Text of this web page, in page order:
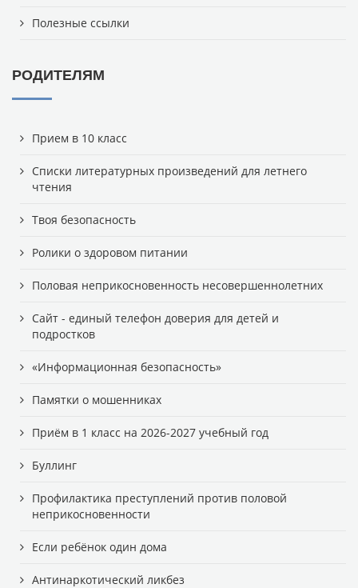
Полезные ссылки
РОДИТЕЛЯМ
Прием в 10 класс
Списки литературных произведений для летнего
чтения
Твоя безопасность
Ролики о здоровом питании
Половая неприкосновенность несовершеннолетних
Сайт - единый телефон доверия для детей и
подростков
«Информационная безопасность»
Памятки о мошенниках
Приём в 1 класс на 2026-2027 учебный год
Буллинг
Профилактика преступлений против половой
неприкосновенности
Если ребёнок один дома
Антинаркотический ликбез